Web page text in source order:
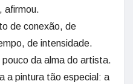
afirmou.
de conexão, de
de intensidade.
pouco da alma do artista.
a pintura tão especial: a